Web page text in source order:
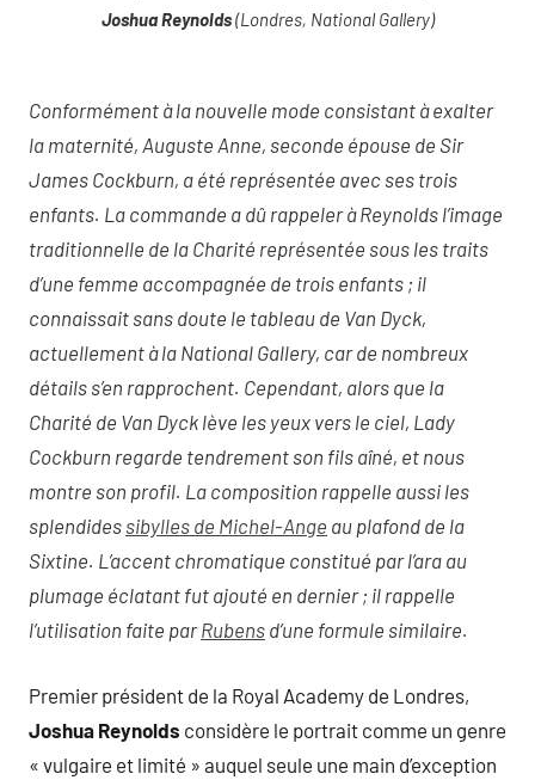
Joshua Reynolds(Londres, National Gallery)
Conformément à la nouvelle mode consistant à exalter
la maternité, Auguste Anne, seconde épouse de Sir
James Cockburn, a été représentée avec ses trois
enfants. La commande a dû rappeler à Reynolds l’image
traditionnelle de la Charité représentée sous les traits
d’une femme accompagnée de trois enfants ; il
connaissait sans doute le tableau de Van Dyck,
actuellement à la National Gallery, car de nombreux
détails s’en rapprochent. Cependant, alors que la
Charité de Van Dyck lève les yeux vers le ciel, Lady
Cockburn regarde tendrement son fils aîné, et nous
montre son profil. La composition rappelle aussi les
splendides sibylles de Michel-Ange au plafond de la
Sixtine. L’accent chromatique constitué par l’ara au
plumage éclatant fut ajouté en dernier ; il rappelle
l’utilisation faite parRubens d’une formule similaire.
Premier président de la Royal Academy de Londres,
Joshua Reynolds considère le portrait comme un genre
« vulgaire et limité » auquel seule une main d’exception